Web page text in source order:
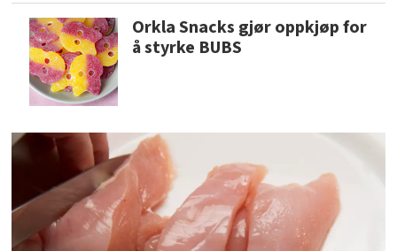
Orkla Snacks gjør oppkjøp for
å styrke BUBS